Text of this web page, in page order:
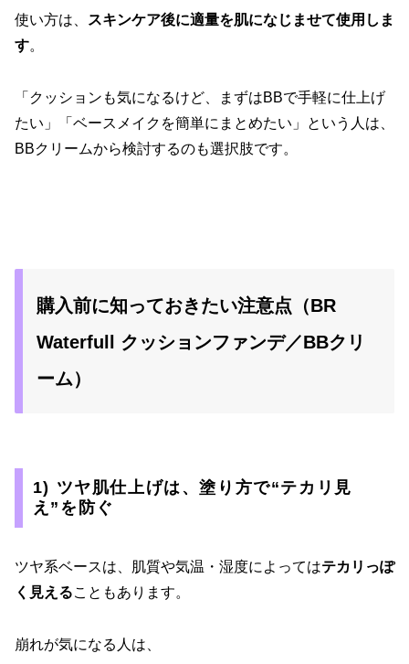
使い方は、
スキンケア後に適量を肌になじませて使用しま
す。
「クッションも気になるけど、まずはBBで手軽に仕上げ
たい」「ベースメイクを簡単にまとめたい」という人は、
BBクリームから検討するのも選択肢です。
購入前に知っておきたい注意点（BR
Waterfull クッションファンデ／BBクリ
ーム）
1) ツヤ肌仕上げは、塗り方で“テカリ見
え”を防ぐ
ツヤ系ベースは、肌質や気温・湿度によってはテカリっぽ
く見えることもあります。
崩れが気になる人は、